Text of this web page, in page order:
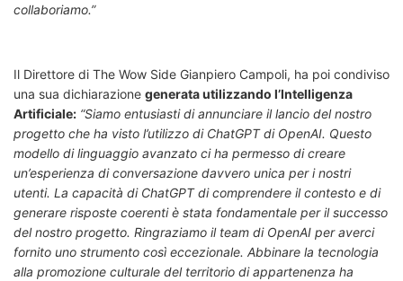
collaboriamo.”
Il Direttore di The Wow Side Gianpiero Campoli, ha poi condiviso
una sua dichiarazione generata utilizzando l’Intelligenza
Artificiale: “Siamo entusiasti di annunciare il lancio del nostro
progetto che ha visto l’utilizzo di ChatGPT di OpenAI. Questo
modello di linguaggio avanzato ci ha permesso di creare
un’esperienza di conversazione davvero unica per i nostri
utenti. La capacità di ChatGPT di comprendere il contesto e di
generare risposte coerenti è stata fondamentale per il successo
del nostro progetto. Ringraziamo il team di OpenAI per averci
fornito uno strumento così eccezionale. Abbinare la tecnologia
alla promozione culturale del territorio di appartenenza ha